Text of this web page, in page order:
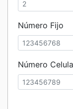
Número Fijo
Número